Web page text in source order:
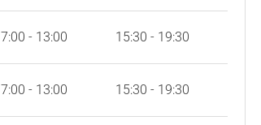
7:00 - 13:00 15:30 - 19:30
7:00 - 13:00 15:30 - 19:30